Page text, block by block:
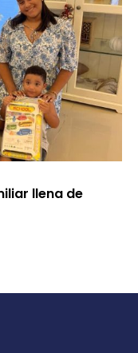
llena de